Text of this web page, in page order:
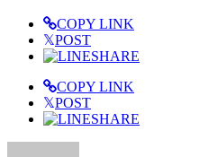
COPY LINK
𝕏POST
SHARE
COPY LINK
𝕏POST
SHARE